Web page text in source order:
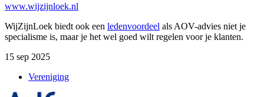
www.wijzijnloek.nl
WijZijnLoek biedt ook een ledenvoordeel als AOV-advies niet je
specialisme is, maar je het wel goed wilt regelen voor je klanten.
15 sep 2025
Vereniging